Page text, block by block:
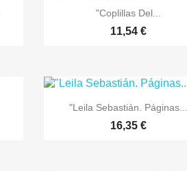
 Vista rápida
"Coplillas Del...
11,54 €
 Vista rápida
"Leila Sebastián.
16,35 €